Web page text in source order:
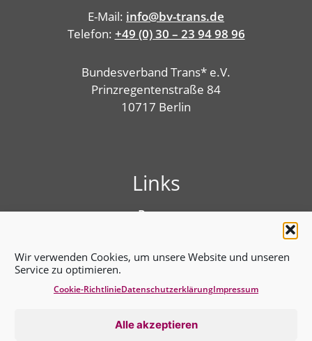
Wir verwenden Cookies, um unsere Website und unseren
Service zu optimieren.
Alle akzeptieren
Cookie-RichtlinieDatenschutz­erklärungImpressum
E-Mail: info@bv-trans.de
Telefon: +49 (0) 30 – 23 94 98 96
Bundesverband Trans* e.V.
Prinzregentenstraße 84
10717 Berlin
Links
Presse
Benutzungshinweise
Erklärung zur Barrierefreiheit
Datenschutz­erklärung